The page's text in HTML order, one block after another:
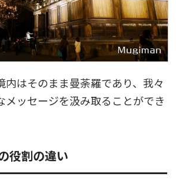
内はそのまま曼荼羅であり、我々
メッセージを汲み取ることができ
役割の違い